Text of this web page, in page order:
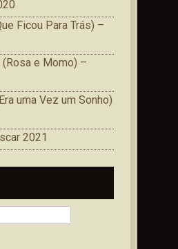
Ficou Para Trás) –
e Momo) –
uma Vez um Sonho)
2021